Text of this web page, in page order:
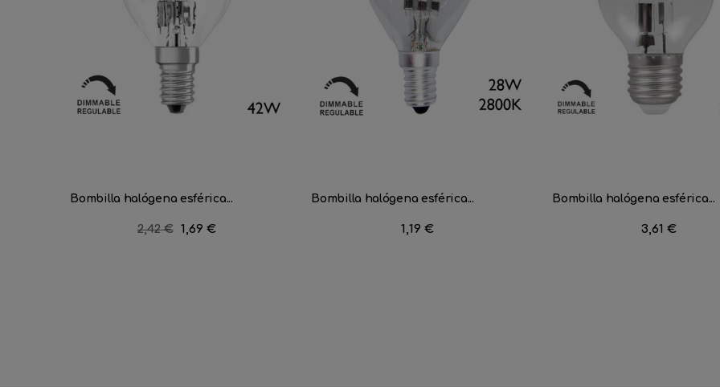
Bombilla halógena esférica...
Precio
2,42 € Precio
1,69 €
Bombilla halógena esférica...
Precio
1,19 €
Bombilla halógena esférica...
Precio
3,61 €